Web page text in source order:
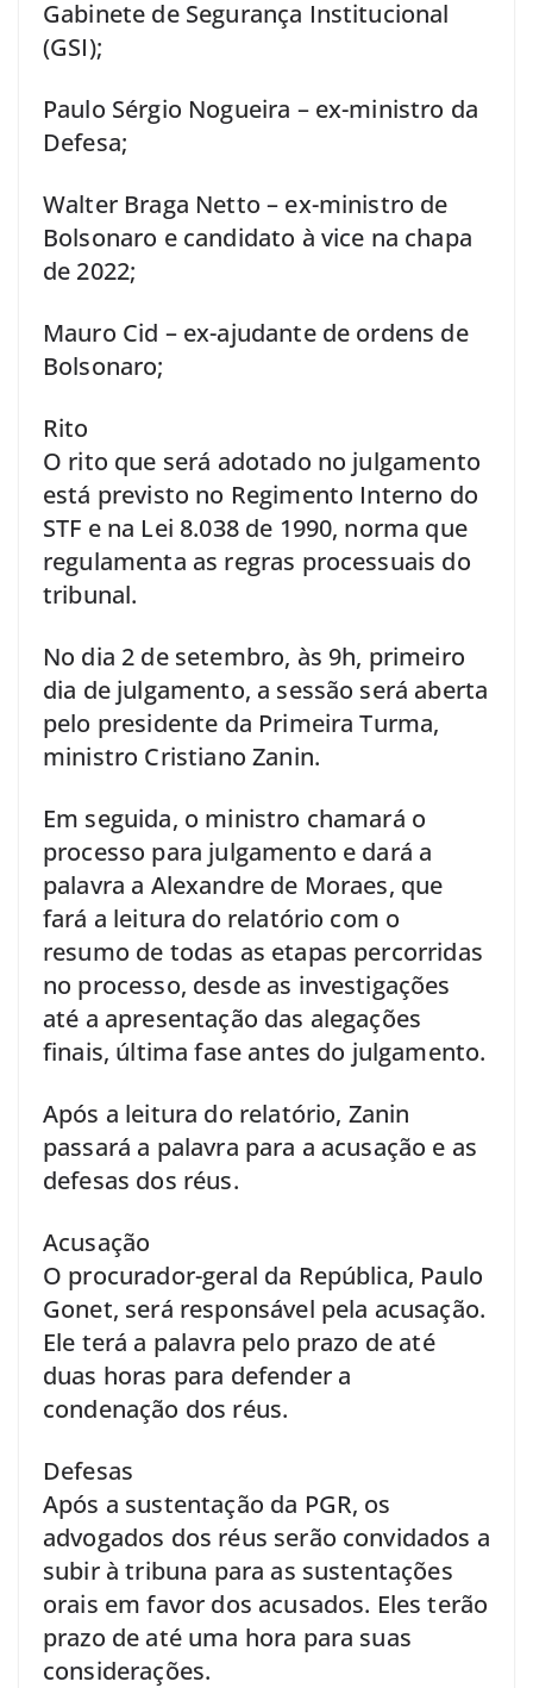
Gabinete de Segurança Institucional
(GSI);
Paulo Sérgio Nogueira – ex-ministro da
Defesa;
Walter Braga Netto – ex-ministro de
Bolsonaro e candidato à vice na chapa
de 2022;
Mauro Cid – ex-ajudante de ordens de
Bolsonaro;
Rito
O rito que será adotado no julgamento
está previsto no Regimento Interno do
STF e na Lei 8.038 de 1990, norma que
regulamenta as regras processuais do
tribunal.
No dia 2 de setembro, às 9h, primeiro
dia de julgamento, a sessão será aberta
pelo presidente da Primeira Turma,
ministro Cristiano Zanin.
Em seguida, o ministro chamará o
processo para julgamento e dará a
palavra a Alexandre de Moraes, que
fará a leitura do relatório com o
resumo de todas as etapas percorridas
no processo, desde as investigações
até a apresentação das alegações
finais, última fase antes do julgamento.
Após a leitura do relatório, Zanin
passará a palavra para a acusação e as
defesas dos réus.
Acusação
O procurador-geral da República, Paulo
Gonet, será responsável pela acusação.
Ele terá a palavra pelo prazo de até
duas horas para defender a
condenação dos réus.
Defesas
Após a sustentação da PGR, os
advogados dos réus serão convidados a
subir à tribuna para as sustentações
orais em favor dos acusados. Eles terão
prazo de até uma hora para suas
considerações.